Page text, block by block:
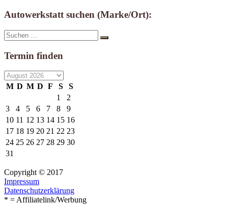
Autowerkstatt suchen (Marke/Ort):
Suche
nach:
Suchen
Termin finden
M D M D F S
S
1
2
3
4 5 6 7 8
9
10 11 12 13 14 15 16
17 18 19 20 21 22 23
24 25 26 27 28 29 30
31
Copyright © 2017
Impressum
Datenschutzerklärung
* = Affiliatelink/Werbung